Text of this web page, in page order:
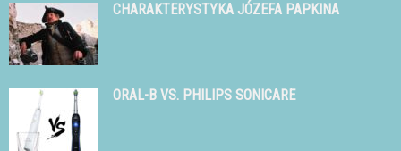
CHARAKTERYSTYKA JÓZEFA PAPKINA
ORAL-B VS. PHILIPS SONICARE